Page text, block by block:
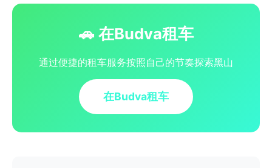
🚗 在Budva租车
通过便捷的租车服务按照自己的节奏探索黑山
在Budva租车